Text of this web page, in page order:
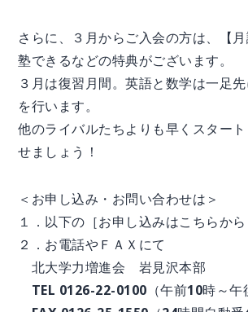
さらに、３月からご入会の方は、【
塾できるなどの特典がございます。
３月は復習月間。英語と数学は一足
を行います。
他のライバルたちよりも早くスター
せましょう！
＜お申し込み・お問い合わせは＞
１．以下の［お申し込みはこちらから
２．お電話やＦＡＸにて
北大学力増進会 岩見沢本部
TEL 0126-22-0100（午前10時～午